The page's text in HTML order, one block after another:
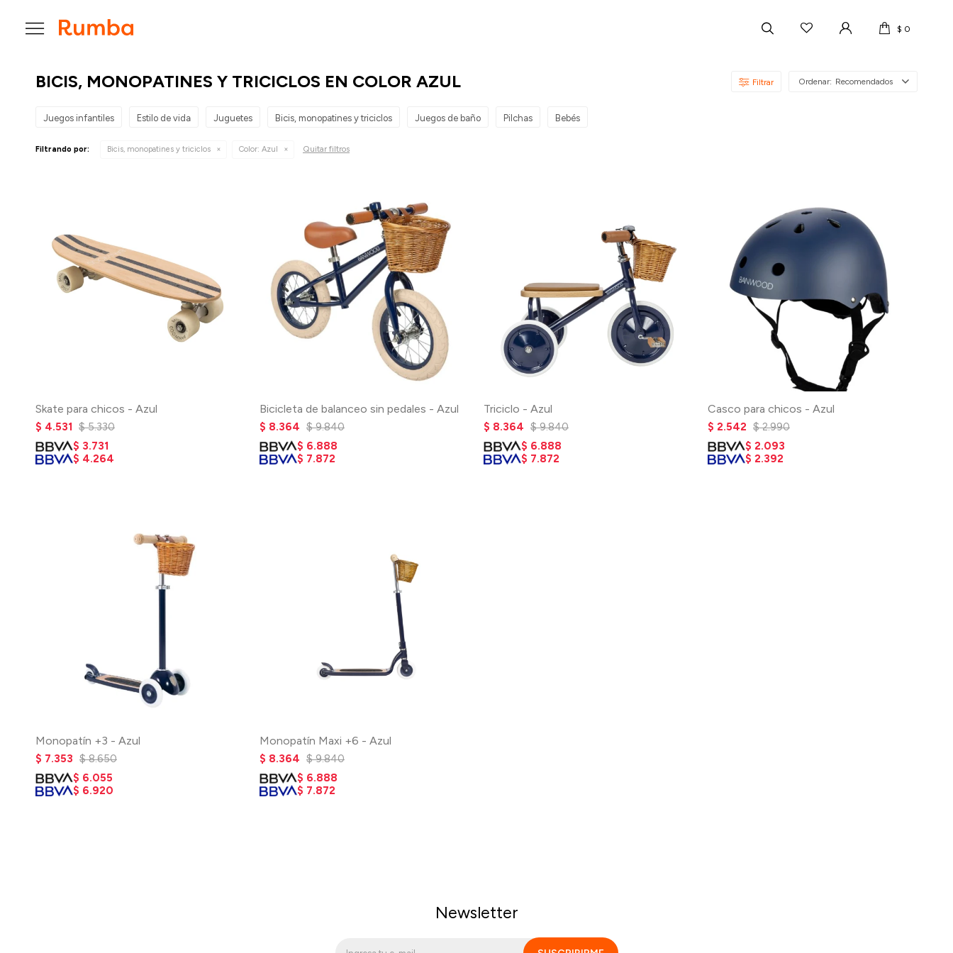
$ 0

BICIS, MONOPATINES Y TRICICLOS EN COLOR AZUL Recomendados
Juegos infantiles Estilo de vida Juguetes Bicis, monopatines y triciclos Juegos de baño Pilchas Bebés
Filtrando por: Bicis, monopatines y triciclos Color: Azul Quitar filtros
Skate para chicos - Azul
$ 4.531 $ 5.330
$ 3.731
$ 4.264
Bicicleta de balanceo sin pedales - Azul
$ 8.364 $ 9.840
$ 6.888
$ 7.872
Triciclo - Azul
$ 8.364 $ 9.840
$ 6.888
$ 7.872
Casco para chicos - Azul
$ 2.542 $ 2.990
$ 2.093
$ 2.392
Monopatín +3 - Azul
$ 7.353 $ 8.650
$ 6.055
$ 6.920
Monopatín Maxi +6 - Azul
$ 8.364 $ 9.840
$ 6.888
$ 7.872
Newsletter